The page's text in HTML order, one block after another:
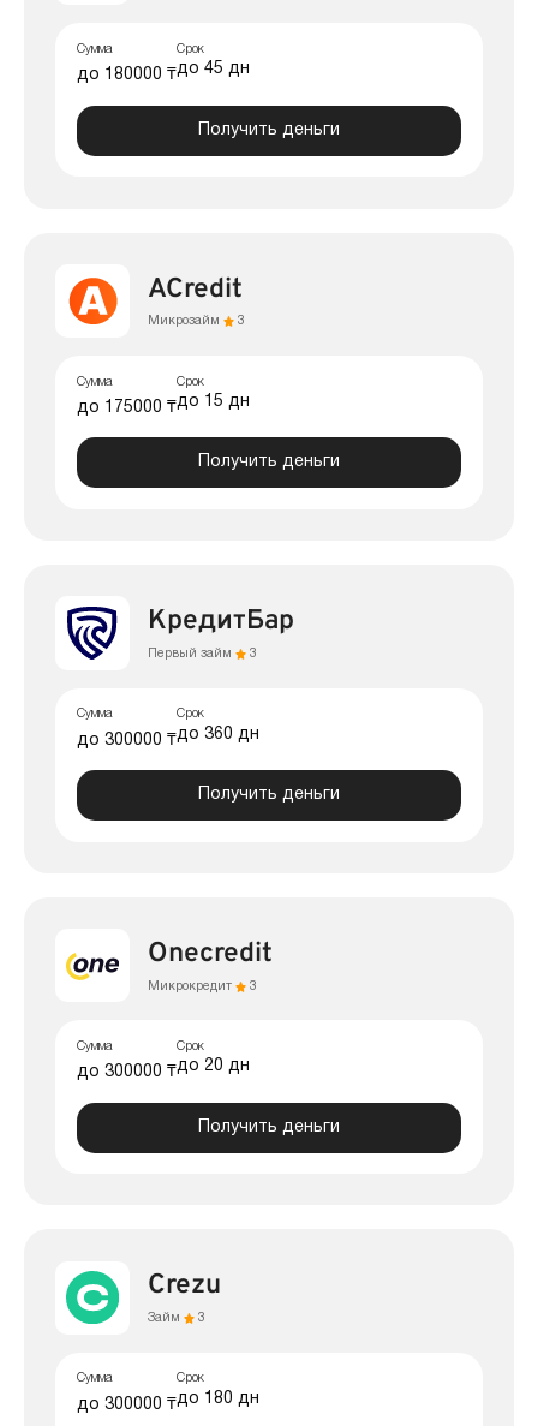
Сумма
до 180000 ₸
Срок
до 45 дн
Получить деньги
ACredit
Микрозайм 3
Сумма
до 175000 ₸
Срок
до 15 дн
Получить деньги
КредитБар
Первый займ 3
Сумма
до 300000 ₸
Срок
до 360 дн
Получить деньги
Onecredit
Микрокредит 3
Сумма
до 300000 ₸
Срок
до 20 дн
Получить деньги
Crezu
Займ 3
Сумма
до 300000 ₸
Срок
до 180 дн